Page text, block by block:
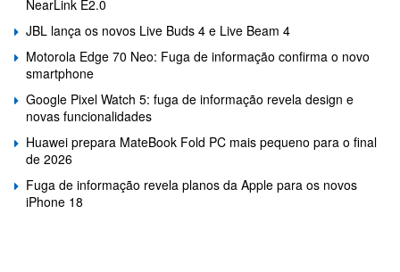
NearLink E2.0
JBL lança os novos Live Buds 4 e Live Beam 4
Motorola Edge 70 Neo: Fuga de informação confirma o novo
smartphone
Google Pixel Watch 5: fuga de informação revela design e
novas funcionalidades
Huawei prepara MateBook Fold PC mais pequeno para o final
de 2026
Fuga de informação revela planos da Apple para os novos
iPhone 18